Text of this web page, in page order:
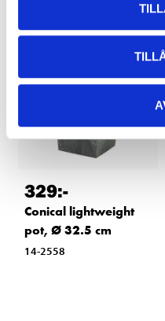
329:-
Conical lightweight
pot, Ø 32.5 cm
14-2558